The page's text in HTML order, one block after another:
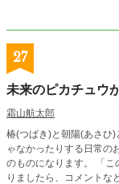
27
未来のピカチュウ
霜山航太郎
椿(つばき)と朝陽(あさひ
ゃなかったりする日常のお話。 ※椿たちが日常会話で口にする作
のものになります。 「
りましたら、コメントな